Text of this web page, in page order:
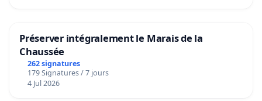
Préserver intégralement le Marais de la
Chaussée
262 signatures
179 Signatures / 7 jours
4 Jul 2026